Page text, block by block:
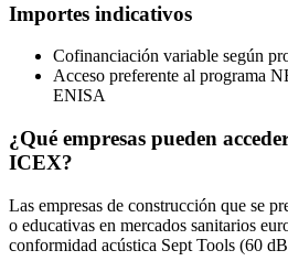
Importes indicativos
Cofinanciación variable según
Acceso preferente al programa
ENISA
¿Qué empresas pueden
ICEX?
Las empresas de construcción que se
o educativas en mercados sanitarios
conformidad acústica Sept Tools (60